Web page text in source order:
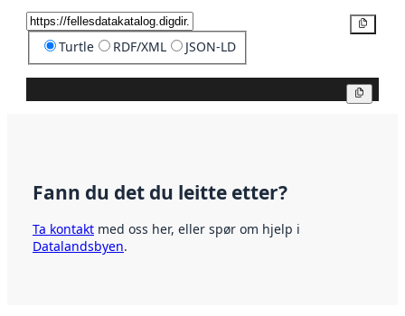
Turtle RDF/XML JSON-LD
Fann du det du leitte etter?
Ta kontakt med oss her, eller spør om hjelp i
Datalandsbyen.